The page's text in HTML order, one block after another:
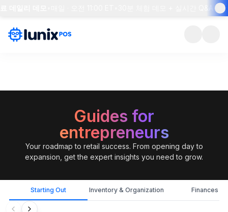
자
Guides for
entrepreneurs
Your roadmap to retail success. From opening day to
expansion, get the expert insights you need to grow.
Starting Out Inventory & Organization Finances